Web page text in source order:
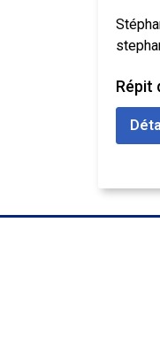
Répit